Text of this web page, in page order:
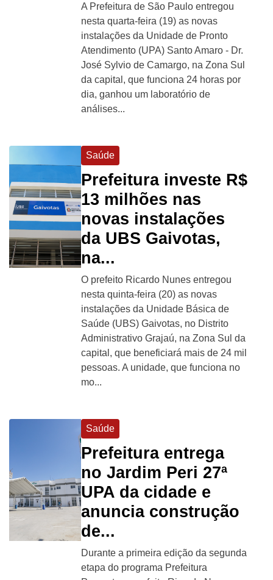
A Prefeitura de São Paulo entregou
nesta quarta-feira (19) as novas
instalações da Unidade de Pronto
Atendimento (UPA) Santo Amaro - Dr.
José Sylvio de Camargo, na Zona Sul
da capital, que funciona 24 horas por
dia, ganhou um laboratório de
análises...
Saúde
Prefeitura investe R$
13 milhões nas
novas instalações
da UBS Gaivotas,
na...
O prefeito Ricardo Nunes entregou
nesta quinta-feira (20) as novas
instalações da Unidade Básica de
Saúde (UBS) Gaivotas, no Distrito
Administrativo Grajaú, na Zona Sul da
capital, que beneficiará mais de 24 mil
pessoas. A unidade, que funciona no
mo...
Saúde
Prefeitura entrega
no Jardim Peri 27ª
UPA da cidade e
anuncia construção
de...
Durante a primeira edição da segunda
etapa do programa Prefeitura